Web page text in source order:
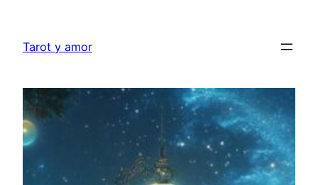
contenu
Tarot y amor